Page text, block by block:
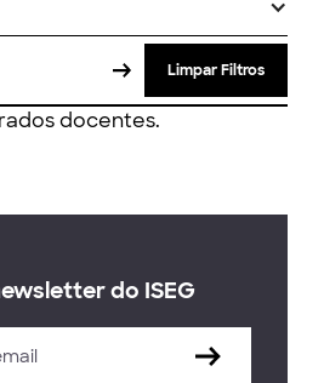
Limpar Filtros
docentes.
do ISEG